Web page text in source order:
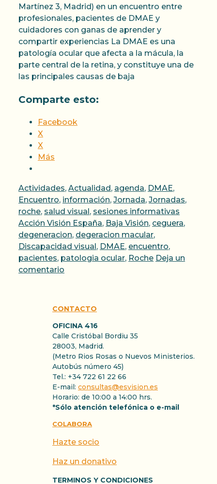
Martínez 3, Madrid) en un encuentro entre
profesionales, pacientes de DMAE y
cuidadores con ganas de aprender y
compartir experiencias La DMAE es una
patología ocular que afecta a la mácula, la
parte central de la retina, y constituye una de
las principales causas de baja
Comparte esto:
Facebook
X
X
Más
Categorías
Actividades, Actualidad, agenda, DMAE,
Encuentro, información, Jornada, Jornadas,
roche, salud visual, sesiones informativas
Acción Visión España, Baja Visión, ceguera,
degeneracion, degeracion macular,
Discapacidad visual, DMAE, encuentro,
pacientes, patologia ocular, Roche Deja un
comentario
CONTACTO
OFICINA 416
Calle Cristóbal Bordiu 35
28003, Madrid.
(Metro Rios Rosas o Nuevos Ministerios.
Autobús número 45)
Tel.: +34 722 61 22 66
E-mail: consultas@esvision.es
Horario: de 10:00 a 14:00 hrs.
*Sólo atención telefónica o e-mail
COLABORA
Hazte socio
Haz un donativo
TERMINOS Y CONDICIONES